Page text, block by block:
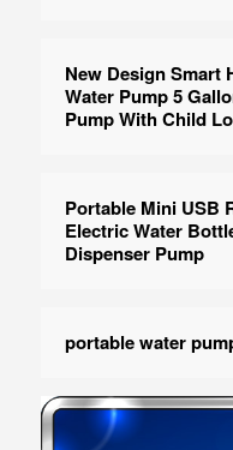
New Design Smart
Water Pump 5
Pump With Child
Portable Mini USB
Electric Water
Dispenser Pump
portable water